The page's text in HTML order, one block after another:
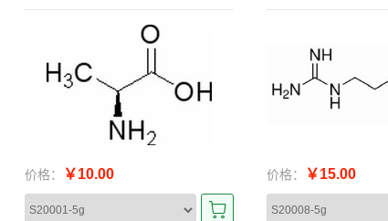
价格： ￥10.00 价格： ￥15.00